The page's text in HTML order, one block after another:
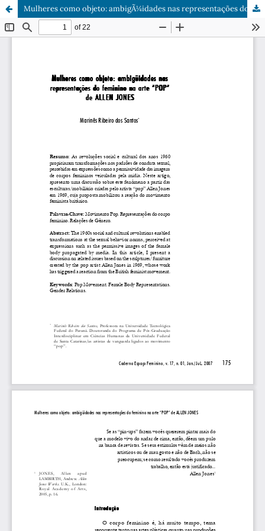
Mulheres como objeto: ambigÃ¼idades nas representações do feminino na arte "POPâ€? de Allen Jones